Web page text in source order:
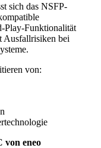
sich das NSFP-
Play-Funktionalität
Ausfallrisiken bei
von:
von eneo